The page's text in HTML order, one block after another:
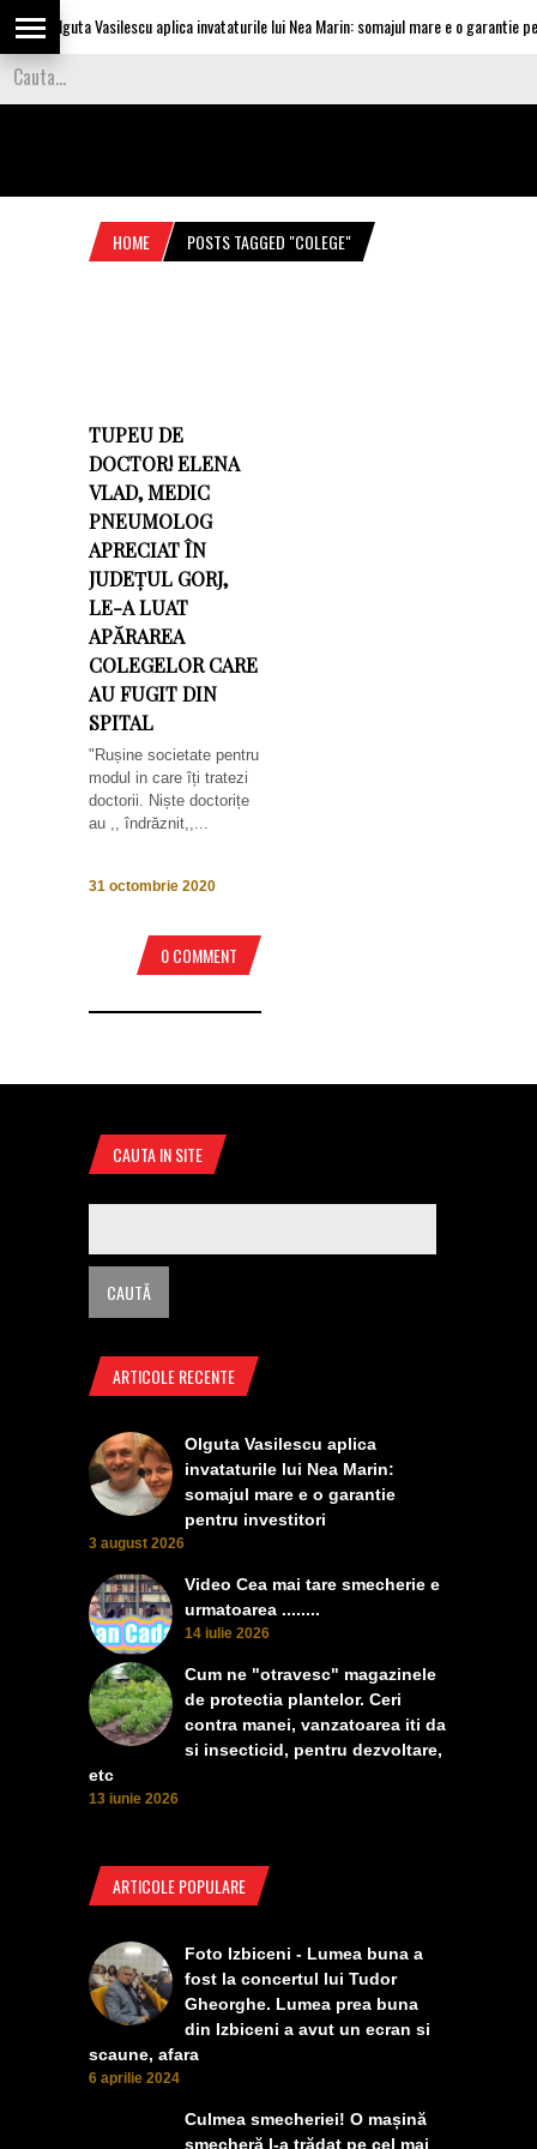
Olguta Vasilescu aplica invataturile lui Nea Marin: somajul mare e o garantie
HOME POSTS TAGGED "COLEGE"
TUPEU DE
DOCTOR! ELENA
VLAD, MEDIC
PNEUMOLOG
APRECIAT ÎN
JUDEȚUL GORJ,
LE-A LUAT
APĂRAREA
COLEGELOR CARE
AU FUGIT DIN
SPITAL
"Rușine societate pentru
modul in care îți tratezi
doctorii. Niște doctorițe
au ,, îndrăznit,,...
31 octombrie 2020
0 COMMENT
CAUTA IN SITE
ARTICOLE RECENTE
Olguta Vasilescu aplica
invataturile lui Nea Marin:
somajul mare e o garantie
pentru investitori
3 august 2026
Video Cea mai tare smecherie e
urmatoarea ........
14 iulie 2026
Cum ne "otravesc" magazinele
de protectia plantelor. Ceri
contra manei, vanzatoarea iti da
si insecticid, pentru dezvoltare,
etc
13 iunie 2026
ARTICOLE POPULARE
Foto Izbiceni - Lumea buna a
fost la concertul lui Tudor
Gheorghe. Lumea prea buna
din Izbiceni a avut un ecran si
scaune, afara
6 aprilie 2024
Culmea smecheriei! O mașină
șmecheră l-a trădat pe cel mai